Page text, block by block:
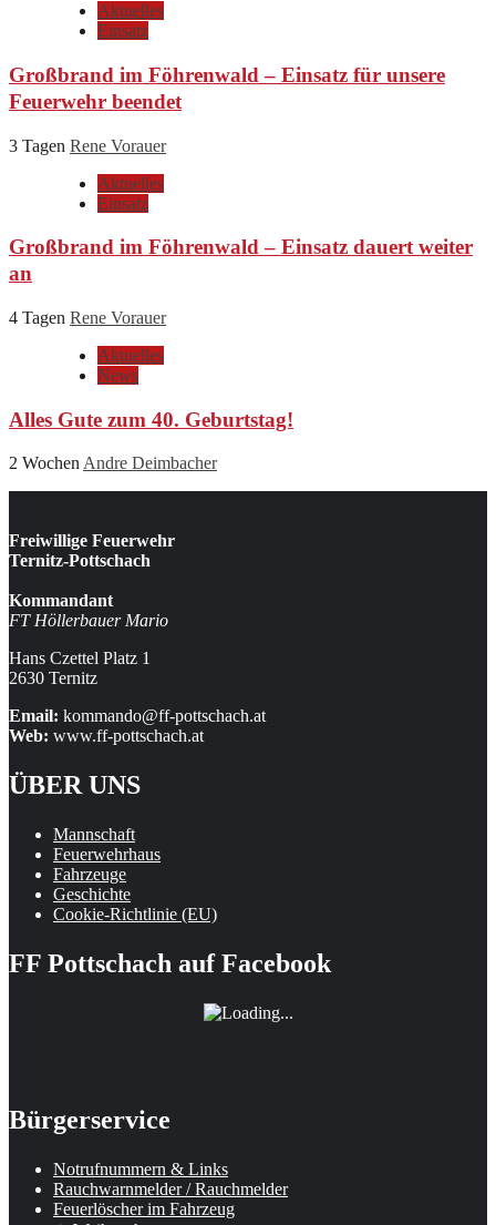
Aktuelles
Einsatz
Großbrand im Föhrenwald – Einsatz für unsere
Feuerwehr beendet
3 Tagen Rene Vorauer
Aktuelles
Einsatz
Großbrand im Föhrenwald – Einsatz dauert weiter
an
4 Tagen Rene Vorauer
Aktuelles
News
Alles Gute zum 40. Geburtstag!
2 WochenAndre Deimbacher
Freiwillige Feuerwehr
Ternitz-Pottschach
Kommandant
FT Höllerbauer Mario
Hans Czettel Platz 1
2630 Ternitz
Email: kommando@ff-pottschach.at
Web: www.ff-pottschach.at
ÜBER UNS
Mannschaft
Feuerwehrhaus
Fahrzeuge
Geschichte
Cookie-Richtlinie (EU)
FF Pottschach auf Facebook
Bürgerservice
Notrufnummern & Links
Rauchwarnmelder / Rauchmelder
Feuerlöscher im Fahrzeug